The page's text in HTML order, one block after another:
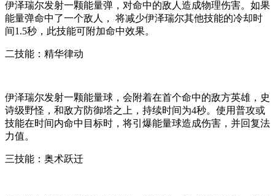
伊泽瑞尔发射一颗能量弹，对命中的敌人造成物理伤害。如果
能量弹命中了一个敌人， 将减少伊泽瑞尔其他技能的冷却时
间1.5秒，此技能可附加命中效果。
二技能：精华律动
伊泽瑞尔发射一颗能量球，会附着在首个命中的敌方英雄，史
诗级野怪，和敌方防御塔之上，持续时间为4秒。使用普攻或
技能在时间内命中目标时，将引爆能量球造成伤害，并回复法
力值。
三技能：奥术跃迁